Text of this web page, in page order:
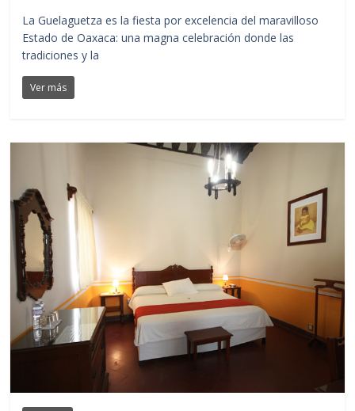
La Guelaguetza es la fiesta por excelencia del maravilloso
Estado de Oaxaca: una magna celebración donde las
tradiciones y la
Ver más